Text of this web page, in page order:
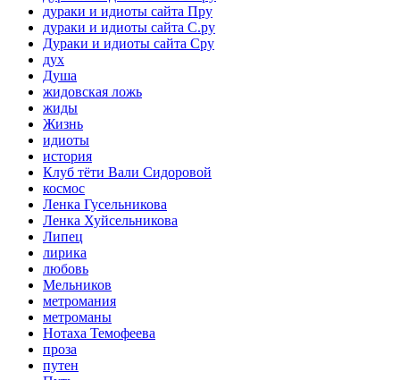
дураки и идиоты сайта Пру
дураки и идиоты сайта С.ру
Дураки и идиоты сайта Сру
дух
Душа
жидовская ложь
жиды
Жизнь
идиоты
история
Клуб тёти Вали Сидоровой
космос
Ленка Гусельникова
Ленка Хуйсельникова
Липец
лирика
любовь
Мельников
метромания
метроманы
Нотаха Темофеева
проза
путен